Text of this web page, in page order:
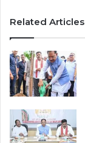
Related Articles